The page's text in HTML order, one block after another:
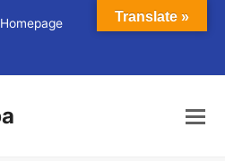
Homepage Translate »